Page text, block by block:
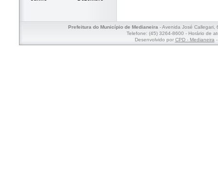
Prefeitura do Município de Medianeira- Avenida José Callegari,
Telefone: (45) 3264-8600 - Horário de
Desenvolvido por CPD - Medianeira-